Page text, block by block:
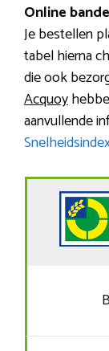
Online
Je bestellen
tabel hierna
die ook
Acquoy
aanvullende